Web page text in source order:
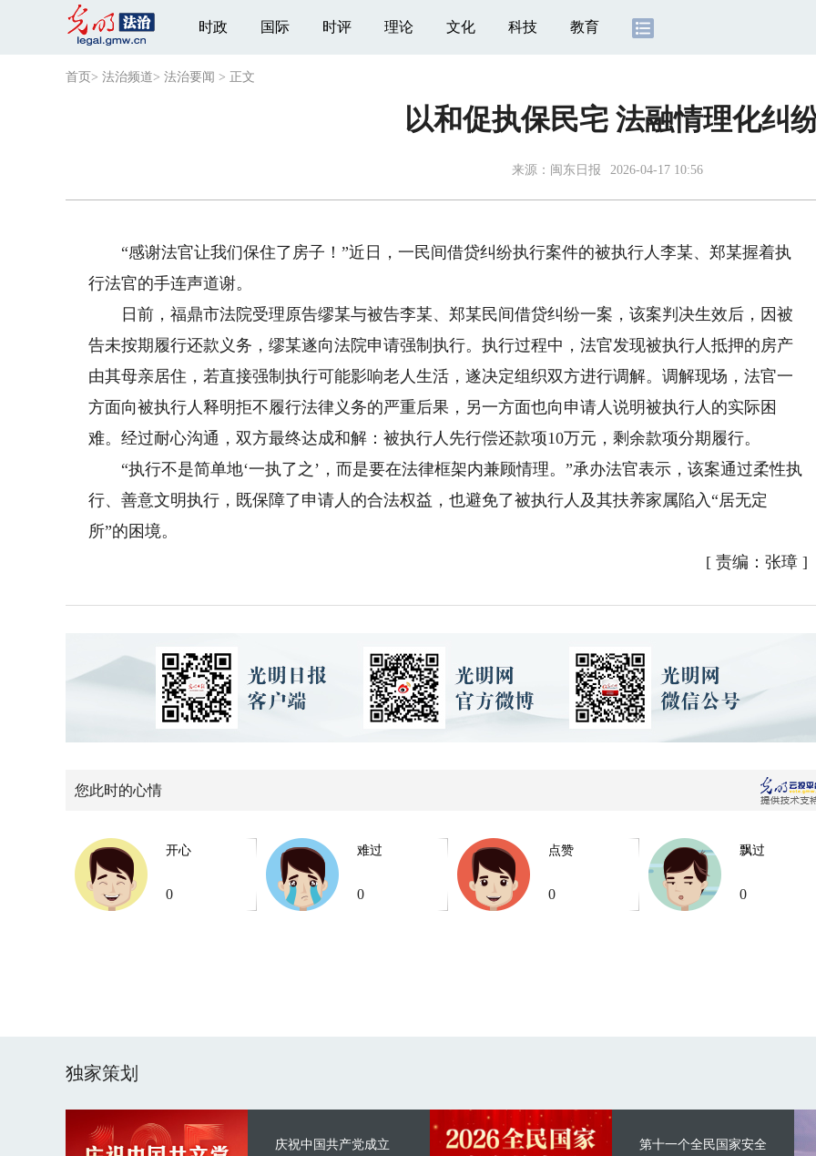
时政 国际 时评 理论 文化 科技 教育
首页 > 法治频道> 法治要闻 > 正文
以和促执保民宅 法融情理化纠
来源： 闽东日报 2026-04-17 10:56
“感谢法官让我们保住了房子！”近日，一民间借贷纠纷执行案件的被执行人李某、郑某握着执
行法官的手连声道谢。
日前，福鼎市法院受理原告缪某与被告李某、郑某民间借贷纠纷一案，该案判决生效后，因被
告未按期履行还款义务，缪某遂向法院申请强制执行。执行过程中，法官发现被执行人抵押的房产
由其母亲居住，若直接强制执行可能影响老人生活，遂决定组织双方进行调解。调解现场，法官一
方面向被执行人释明拒不履行法律义务的严重后果，另一方面也向申请人说明被执行人的实际困
难。经过耐心沟通，双方最终达成和解：被执行人先行偿还款项10万元，剩余款项分期履行。
“执行不是简单地‘一执了之’，而是要在法律框架内兼顾情理。”承办法官表示，该案通过柔性执
行、善意文明执行，既保障了申请人的合法权益，也避免了被执行人及其扶养家属陷入“居无定
所”的困境。
[ 责编：张璋 ]
您此时的心情
开心
0
难过
0
点赞
0
飘过
0
独家策划
庆祝中国共产党成立
第十一个全民国家安全